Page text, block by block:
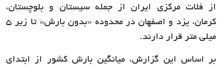
از فلات مرکزی ایران از جمله سیستان و بلوچستان،
کرمان، یزد و اصفهان در محدوده «بدون بارش» تا زیر 5
میلی متر قرار دارند.
بر اساس این گزارش، میانگین بارش کشور از ابتدای